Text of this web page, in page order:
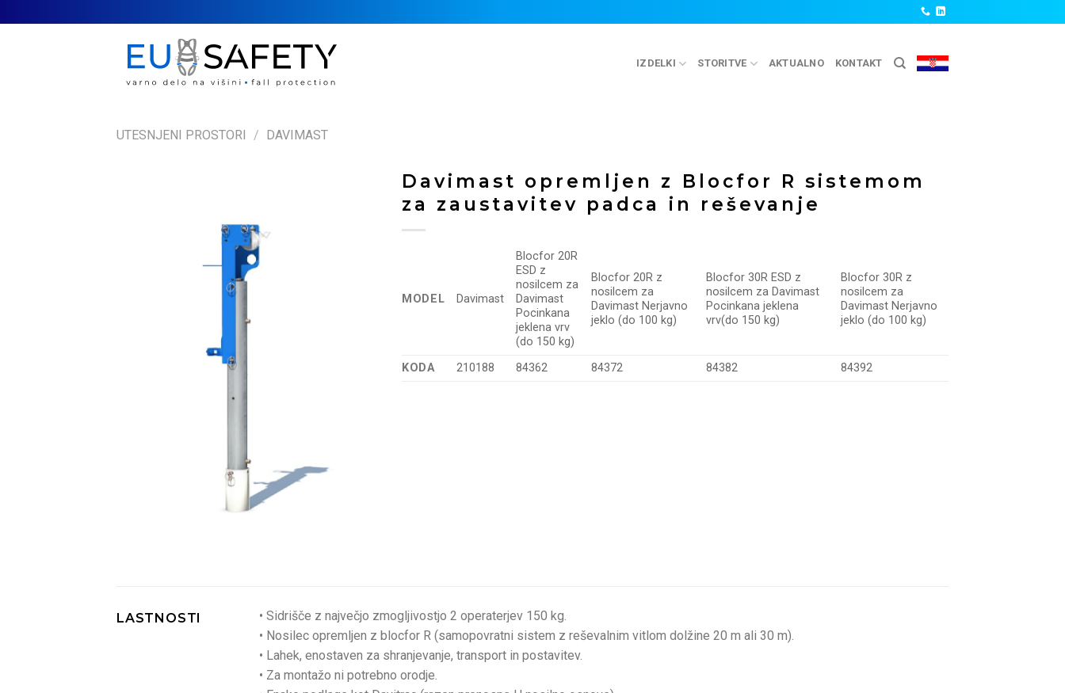
to
IZDELKI STORITVE AKTUALNO KONTAKT
UTESNJENI PROSTORI / DAVIMAST
Davimast opremljen z Blocfor R sistemom
za zaustavitev padca in reševanje
MODEL Davimast
Blocfor 20R
ESD z
nosilcem za
Davimast
Pocinkana
jeklena vrv
(do 150 kg)
Blocfor 20R z
nosilcem za
Davimast Nerjavno
jeklo (do 100 kg)
Blocfor 30R ESD z
nosilcem za Davimast
Pocinkana jeklena
vrv(do 150 kg)
Blocfor 30R z
nosilcem za
Davimast Nerjavno
jeklo (do 100 kg)
KODA 210188 84362 84372 84382 84392
LASTNOSTI
• Sidrišče z največjo zmogljivostjo 2 operaterjev 150 kg.
• Nosilec opremljen z blocfor R (samopovratni sistem z reševalnim vitlom dolžine 20 m ali 30 m).
• Lahek, enostaven za shranjevanje, transport in postavitev.
• Za montažo ni potrebno orodje.